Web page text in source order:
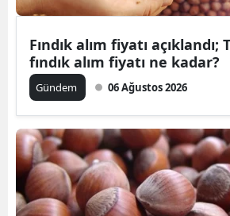
Fındık alım fiyatı açıklandı;
fındık alım fiyatı ne kadar?
Gündem 06 Ağustos 2026